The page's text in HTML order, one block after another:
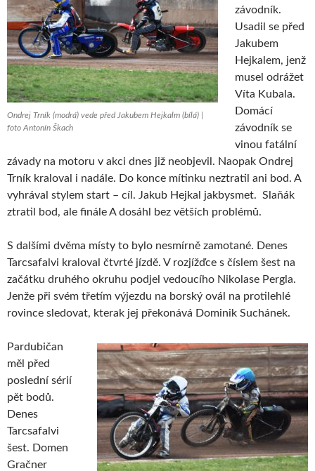
Ondrej Trník (modrá) vede před Jakubem Hejkalm (bílá) |
foto Antonín Škach
závodník.
Usadil se před
Jakubem
Hejkalem, jenž
musel odrážet
Víta Kubala.
Domácí
závodník se
vinou fatální
závady na motoru v akci dnes již neobjevil. Naopak Ondrej
Trník kraloval i nadále. Do konce mítinku neztratil ani bod. A
vyhrával stylem start – cíl. Jakub Hejkal jakbysmet. Slaňák
ztratil bod, ale finále A dosáhl bez větších problémů.
S dalšími dvěma místy to bylo nesmírně zamotané. Denes
Tarcsafalvi kraloval čtvrté jízdě. V rozjížďce s číslem šest na
začátku druhého okruhu podjel vedoucího Nikolase Pergla.
Jenže při svém třetím výjezdu na borský ovál na protilehlé
rovince sledovat, kterak jej překonává Dominik Suchánek.
Pardubičan
měl před
poslední sérií
pět bodů.
Denes
Tarcsafalvi
šest. Domen
Gračner